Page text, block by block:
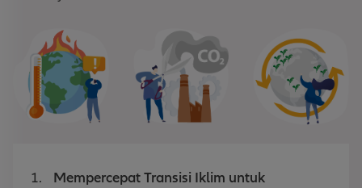
Mempercepat Transisi Iklim untuk